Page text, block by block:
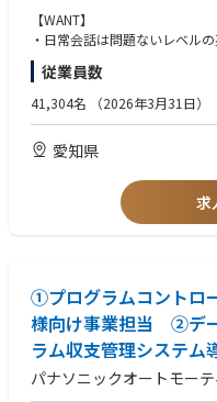
【ミッション】
グローバルNo１の競争力レベ
をタイムリーかつ安定的に調達
これらを永続的に可能にする調
また、これらの活動を通じ、
・国内外からの担当分野製品
【期待役割】
社内外関係者と密接に連携を
求することにより、グローバ
その為に、担当品目の調達に
者とのコミュニケーションが
待
【WANT】
・日常会話は問題ないレベル
・海外赴任経験がある
・仕入先経営管理をする上で財
・自動車業界又は製造業界での
【求める人物像】
・コミュニケーション能力が
・自発的に行動し、柔軟に対
・責任感があり、目的意識を
従業員数
41,304名 （2026年3月31日）
愛知県
求
①プログラムコントロ
様向け事業担当 ②デ
ラム収支管理システム
パナソニックオートモー